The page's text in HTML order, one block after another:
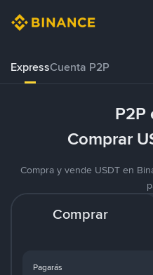
ExpressCuenta P2P
P2P
Comprar
Compra y vende USDT en
Comprar
Pagarás